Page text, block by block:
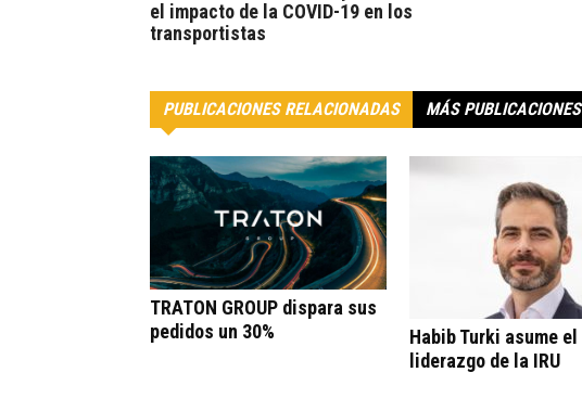
el impacto de la COVID-19 en los
transportistas
PUBLICACIONES RELACIONADAS MÁS PUBLICACIONES
TRATON GROUP dispara sus
pedidos un 30%
Habib Turki asume el
liderazgo de la IRU